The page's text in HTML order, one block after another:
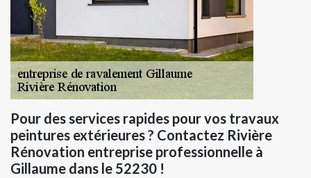
Pour des services rapides pour vos travaux
peintures extérieures ? Contactez Rivière
Rénovation entreprise professionnelle à
Gillaume dans le 52230 !